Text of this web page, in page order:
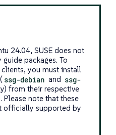
24.04, SUSE does not
packages. To
you must install
ssg-debian and ssg-
from their respective
note that these
officially supported by